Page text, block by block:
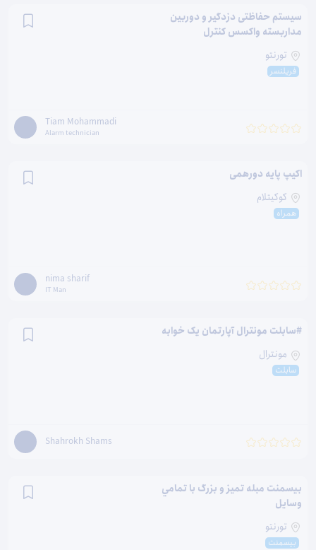
سیستم حفاظتی دزدگیر و دوربین
مداربسته واکسس کنترل
تورنتو
فریلنسر
Tiam Mohammadi
Alarm technician
اکیپ پایه دورهمی
کوکیتلام
همراه
nima sharif
IT Man
#سابلت مونترال آپارتمان یک خوابه
مونترال
سابلت
Shahrokh Shams
بيسمنت مبله تميز و بزرگ با تمامي
وسايل
تورنتو
بیسمنت